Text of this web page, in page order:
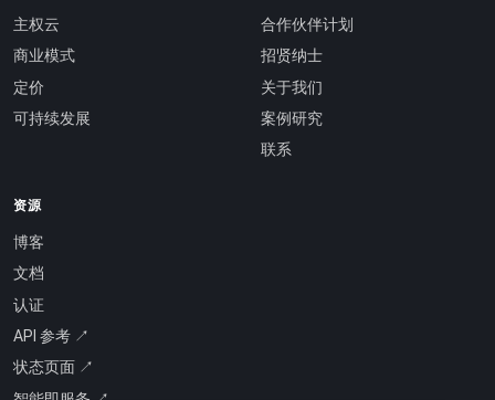
主权云
商业模式
定价
可持续发展
合作伙伴计划
招贤纳士
关于我们
案例研究
联系
资源
博客
文档
认证
API 参考 ↗
状态页面 ↗